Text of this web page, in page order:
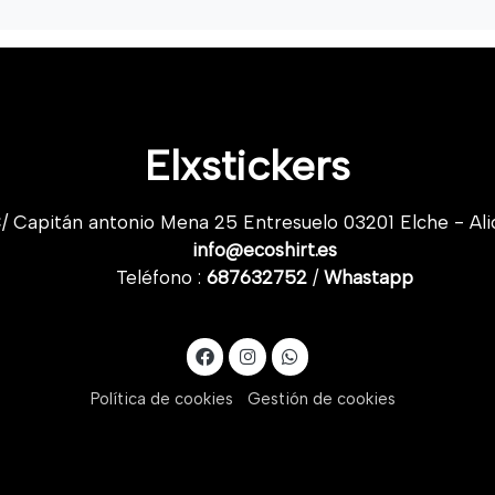
Elxstickers
Capitán antonio Mena 25 Entresuelo 03201 Elche -
info@ecoshirt.es
Teléfono : 687632752/ Whastapp
Política de cookies Gestión de cookies